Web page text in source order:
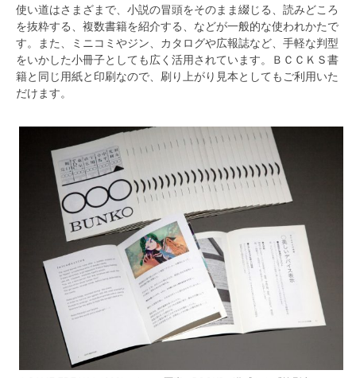
使い道はさまざまで、小説の冒頭をそのまま綴じる、読みどころ
を抜粋する、複数書籍を紹介する、などが一般的な使われかたで
す。また、ミニコミやジン、カタログや広報誌など、手軽な判型
をいかした小冊子としても広く活用されています。ＢＣＣＫＳ書
籍と同じ用紙と印刷なので、刷り上がり見本としてもご利用いた
だけます。